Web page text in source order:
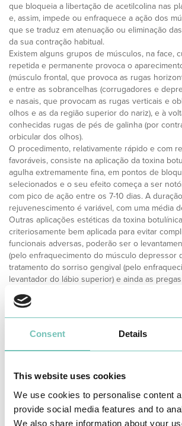
Consent Details
This website uses cookies
We use cookies to personalise content
provide social media features and to
We also share information about your
que bloqueia a libertação de acetilcolina nas
e, assim, impede ou enfraquece a ação dos
que se traduz em atenuação ou eliminação
da sua contração habitual.
Existem alguns grupos de músculos, na face,
repetida e permanente provoca o
(músculo frontal, que provoca as rugas
e entre as sobrancelhas (corrugadores e
e nasais, que provocam as rugas verticais e
olhos e as da região superior do nariz), e à
conhecidas rugas de pés de galinha (por
orbicular dos olhos).
O procedimento, relativamente rápido e com
favoráveis, consiste na aplicação da toxina
agulha extremamente fina, em pontos de
selecionados e o seu efeito começa a ser
com pico de ação entre os 7-10 dias. A
rejuvenescimento é variável, com uma média
Outras aplicações estéticas da toxina
criteriosamente bem aplicada para evitar
funcionais adversas, poderão ser o
(pelo enfraquecimento do músculo depressor
tratamento do sorriso gengival (pelo
levantador do lábio superior) e ainda as
provoca as bandas platismais).
transpiração excessiva das axilas e mãos
hipersudorese), no tratamento do
que resulta da contração permanente dos